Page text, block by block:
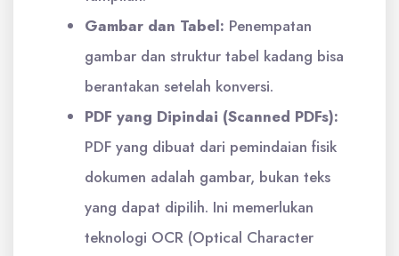
Gambar dan Tabel: Penempatan
gambar dan struktur tabel kadang bisa
berantakan setelah konversi.
PDF yang Dipindai (Scanned PDFs):
PDF yang dibuat dari pemindaian fisik
dokumen adalah gambar, bukan teks
yang dapat dipilih. Ini memerlukan
teknologi OCR (Optical Character